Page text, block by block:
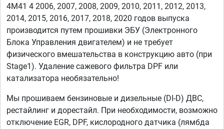
4M41 4 2006, 2007, 2008, 2009, 2010, 2011, 2012, 2013,
2014, 2015, 2016, 2017, 2018, 2020 годов выпуска
производится путем прошивки ЭБУ (Электронного
Блока Управления двигателем) и не требует
физического вмешательства в конструкцию авто (при
Stage1). Удаление сажевого фильтра DPF или
катализатора необязательно!
Мы прошиваем бензиновые и дизельные (DI-D) ДВС,
рестайлинг и дорестайл. При необходимости, возможно
отключение EGR, DPF, кислородного датчика (лямбда